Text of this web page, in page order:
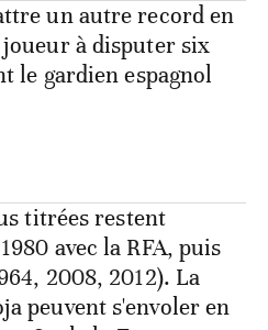
un autre record en
à disputer six
le gardien espagnol
titrées restent
avec la RFA, puis
2008, 2012). La
peuvent s'envoler en